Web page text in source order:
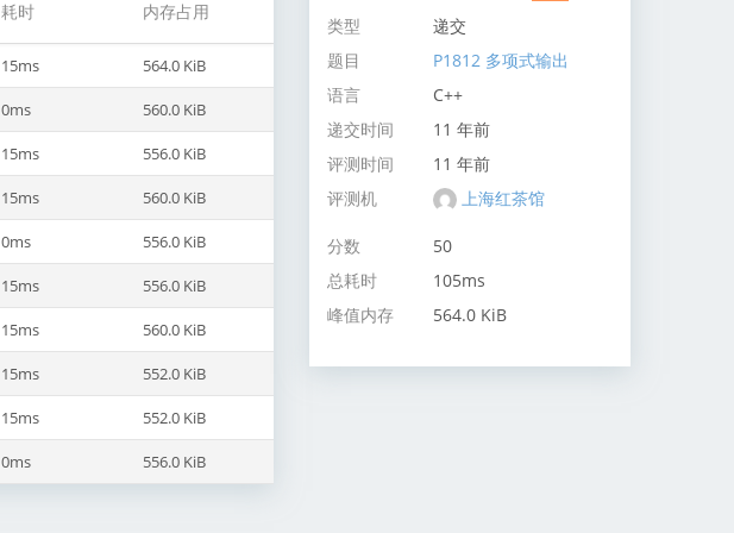
耗时 内存占用
15ms 564.0 KiB
0ms 560.0 KiB
15ms 556.0 KiB
15ms 560.0 KiB
0ms 556.0 KiB
15ms 556.0 KiB
15ms 560.0 KiB
15ms 552.0 KiB
15ms 552.0 KiB
0ms 556.0 KiB
类型
递交
题目
P1812 多项式输出
语言
C++
递交时间
11 年前
评测时间
11 年前
评测机
上海红茶馆
分数
50
总耗时
105ms
峰值内存
564.0 KiB